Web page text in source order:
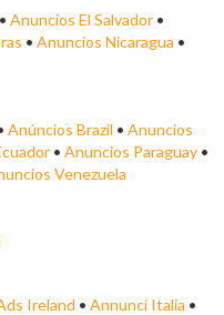
• Anuncios El Salvador •
• Anuncios Nicaragua •
Anúncios Brazil • Anuncios
• Anuncios Paraguay •
Venezuela
Ireland • Annunci Italia •